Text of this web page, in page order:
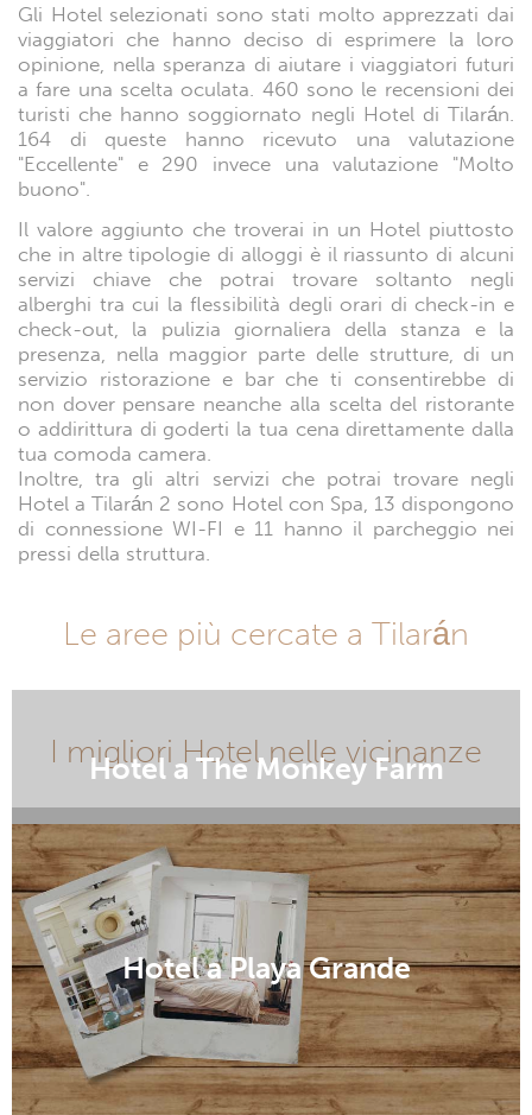
Gli Hotel selezionati sono stati molto apprezzati dai
viaggiatori che hanno deciso di esprimere la loro
opinione, nella speranza di aiutare i viaggiatori futuri
a fare una scelta oculata. 460 sono le recensioni dei
turisti che hanno soggiornato negli Hotel di Tilarán.
164 di queste hanno ricevuto una valutazione
"Eccellente" e 290 invece una valutazione "Molto
buono".
Il valore aggiunto che troverai in un Hotel piuttosto
che in altre tipologie di alloggi è il riassunto di alcuni
servizi chiave che potrai trovare soltanto negli
alberghi tra cui la flessibilità degli orari di check-in e
check-out, la pulizia giornaliera della stanza e la
presenza, nella maggior parte delle strutture, di un
servizio ristorazione e bar che ti consentirebbe di
non dover pensare neanche alla scelta del ristorante
o addirittura di goderti la tua cena direttamente dalla
tua comoda camera.
Inoltre, tra gli altri servizi che potrai trovare negli
Hotel a Tilarán 2 sono Hotel con Spa, 13 dispongono
di connessione WI-FI e 11 hanno il parcheggio nei
pressi della struttura.
Le aree più cercate a Tilarán
Hotel a The Monkey Farm
I migliori Hotel nelle vicinanze
Hotel a Lombardía
Hotel a Playa Grande